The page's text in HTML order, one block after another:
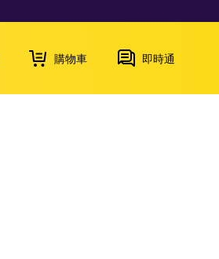
購物車 即時通